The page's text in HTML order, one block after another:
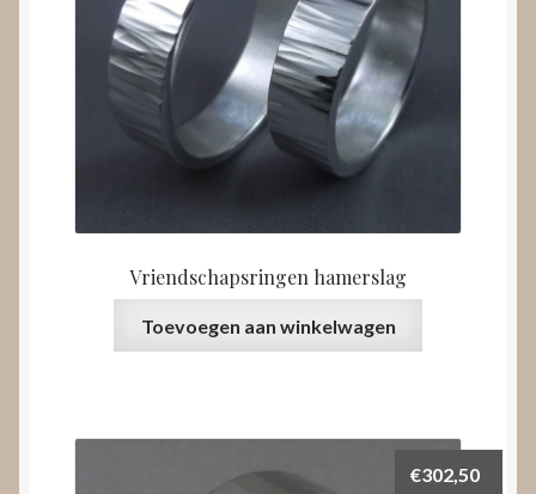
Vriendschapsringen hamerslag
Toevoegen aan winkelwagen
€302,50